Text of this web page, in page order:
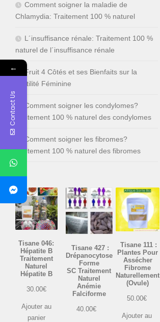
Comment soigner la maladie de
Chlamydia: Traitement 100 % naturel
L´insuffisance rénale: Traitement 100 %
naturel de l´insuffisance rénale
Fruit 4 Côtés et ses Bienfaits sur la
Fertilité Féminine
Comment soigner les condylomes?
Traitement 100 % naturel des condylomes
Comment soigner les fibromes?
Traitement 100 % naturel des fibromes
Tisane 046:
Hépatite B
Traitement
Naturel
Hépatite B
30.00€
Ajouter au
panier
Tisane 427 :
Drépanocytose
Forme
SC Traitement
Naturel
Anémie
Falciforme
40.00€
Tisane 111 :
Plantes Pour
Assécher
Fibrome
Naturellement
(Ovule)
50.00€
Ajouter au
←
Contact Us